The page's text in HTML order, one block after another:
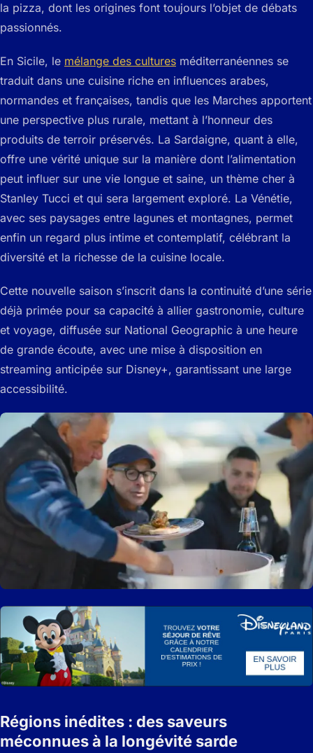
la pizza, dont les origines font toujours l’objet de débats
passionnés.
En Sicile, le mélange des cultures méditerranéennes se
traduit dans une cuisine riche en influences arabes,
normandes et françaises, tandis que les Marches apportent
une perspective plus rurale, mettant à l’honneur des
produits de terroir préservés. La Sardaigne, quant à elle,
offre une vérité unique sur la manière dont l’alimentation
peut influer sur une vie longue et saine, un thème cher à
Stanley Tucci et qui sera largement exploré. La Vénétie,
avec ses paysages entre lagunes et montagnes, permet
enfin un regard plus intime et contemplatif, célébrant la
diversité et la richesse de la cuisine locale.
Cette nouvelle saison s’inscrit dans la continuité d’une série
déjà primée pour sa capacité à allier gastronomie, culture
et voyage, diffusée sur National Geographic à une heure
de grande écoute, avec une mise à disposition en
streaming anticipée sur Disney+, garantissant une large
accessibilité.
Régions inédites : des saveurs
méconnues à la longévité sarde